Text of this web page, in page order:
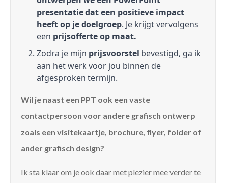
presentatie dat een positieve impact
heeft op je doelgroep. Je krijgt vervolgens
een prijsofferte op maat.
Zodra je mijn prijsvoorstel bevestigd, ga ik
aan het werk voor jou binnen de
afgesproken termijn.
Wil je naast een PPT ook een vaste
contactpersoon voor andere grafisch ontwerp
zoals een visitekaartje, brochure, flyer, folder of
ander grafisch design?
Ik sta klaar om je ook daar met plezier mee verder te